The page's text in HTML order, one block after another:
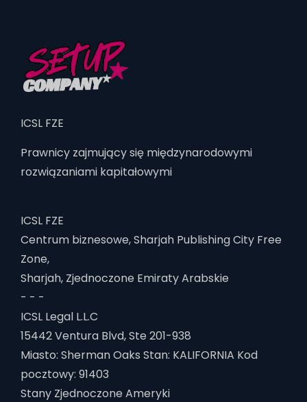
ICSL FZE
Prawnicy zajmujący się międzynarodowymi
rozwiązaniami kapitałowymi
ICSL FZE
Centrum biznesowe, Sharjah Publishing City Free
Zone,
Sharjah, Zjednoczone Emiraty Arabskie
- - -
ICSL Legal L.L.C
15442 Ventura Blvd, Ste 201-938
Miasto: Sherman Oaks Stan: KALIFORNIA Kod
pocztowy: 91403
Stany Zjednoczone Ameryki